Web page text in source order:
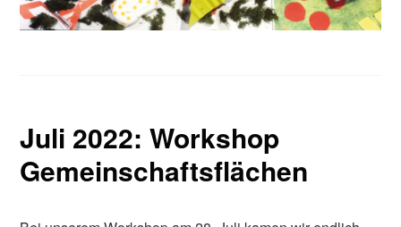
Juli 2022: Workshop
Gemeinschaftsflächen